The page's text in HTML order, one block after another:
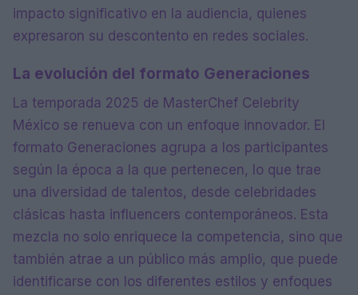
impacto significativo en la audiencia, quienes
expresaron su descontento en redes sociales.
La evolución del formato Generaciones
La temporada 2025 de MasterChef Celebrity
México se renueva con un enfoque innovador. El
formato Generaciones agrupa a los participantes
según la época a la que pertenecen, lo que trae
una diversidad de talentos, desde celebridades
clásicas hasta influencers contemporáneos. Esta
mezcla no solo enriquece la competencia, sino que
también atrae a un público más amplio, que puede
identificarse con los diferentes estilos y enfoques